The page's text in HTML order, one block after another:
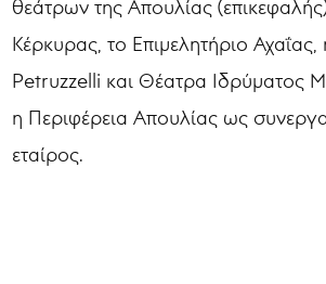
θεάτρων της Απουλίας
Κέρκυρας, το Επιμελητήριο
Petruzzelli και Θέατρα Ιδρύματος
η Περιφέρεια Απουλίας ως
εταίρος.